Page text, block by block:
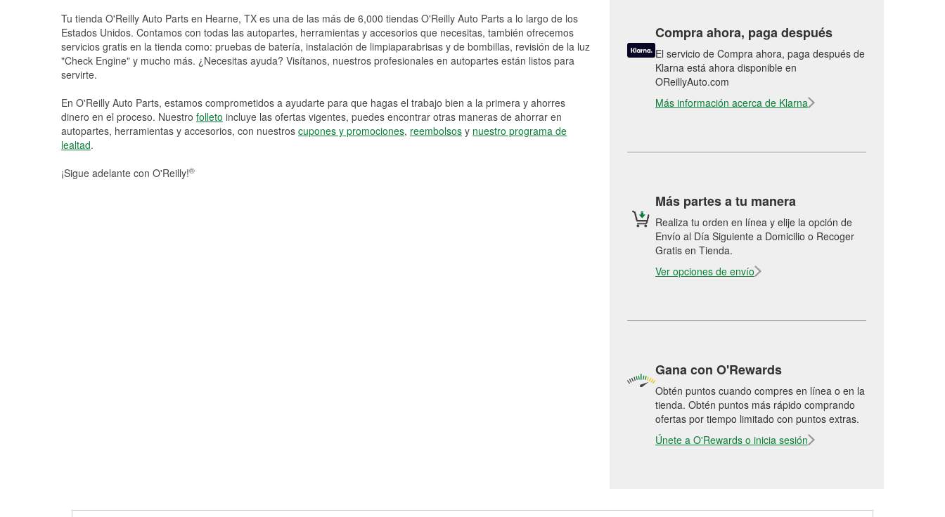
Tu tienda O'Reilly Auto Parts en Hearne, TX es una de las más de 6,000 tiendas O'Reilly Auto Parts a lo largo de los
Estados Unidos. Contamos con todas las autopartes, herramientas y accesorios que necesitas, también ofrecemos
servicios gratis en la tienda como: pruebas de batería, instalación de limpiaparabrisas y de bombillas, revisión de la luz
"Check Engine" y mucho más. ¿Necesitas ayuda? Visítanos, nuestros profesionales en autopartes están listos para
servirte.
En O'Reilly Auto Parts, estamos comprometidos a ayudarte para que hagas el trabajo bien a la primera y ahorres
dinero en el proceso. Nuestro folleto incluye las ofertas vigentes, puedes encontrar otras maneras de ahorrar en
autopartes, herramientas y accesorios, con nuestros cupones y promociones, reembolsos y nuestro programa de
lealtad.
¡Sigue adelante con O'Reilly!®
Compra ahora, paga después
El servicio de Compra ahora, paga después de
Klarna está ahora disponible en
OReillyAuto.com
Más información acerca de Klarna
Más partes a tu manera
Realiza tu orden en línea y elije la opción de
Envío al Día Siguiente a Domicilio o Recoger
Gratis en Tienda.
Ver opciones de envío
Gana con O'Rewards
Obtén puntos cuando compres en línea o en la
tienda. Obtén puntos más rápido comprando
ofertas por tiempo limitado con puntos extras.
Únete a O'Rewards o inicia sesión